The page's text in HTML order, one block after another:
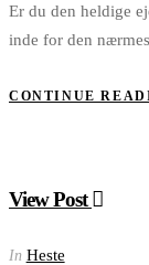
Er du den heldige
inde for den
CONTINUE
View Post
In Heste